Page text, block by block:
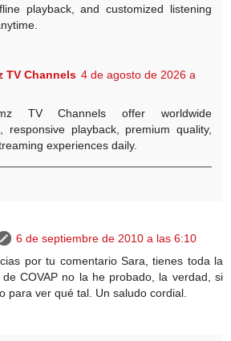
playback, and customized listening
TV Channels 4 de agosto de 2026 a
TV Channels offer worldwide
responsive playback, premium quality,
experiences daily.
6 de septiembre de 2010 a las 6:10
por tu comentario Sara, tienes toda la
COVAP no la he probado, la verdad, si
para ver qué tal. Un saludo cordial.